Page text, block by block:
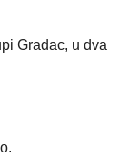
Gradac, u dva